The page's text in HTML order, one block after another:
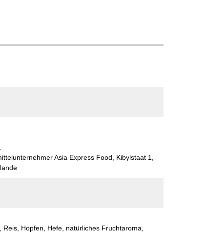
Asia Express Food, Kibylstaat 1,
Reis, Hopfen, Hefe, natürliches Fruchtaroma,